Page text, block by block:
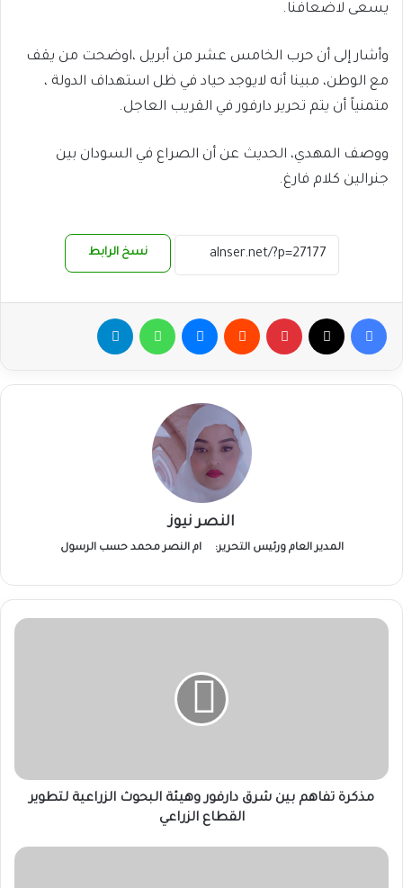
يسعى لاضعافنا.
وأشار إلى أن حرب الخامس عشر من أبريل ،اوضحت من يقف
مع الوطن، مبينا أنه لايوجد حياد في ظل استهداف الدولة ،
متمنياً أن يتم تحرير دارفور في القريب العاجل.
ووصف المهدي، الحديث عن أن الصراع في السودان بين
جنرالين كلام فارغ.
نسخ الرابط
فيسبوك بينتيريست ماسنجر واتساب
النصر نيوز
المدير العام ورئيس التحرير: ام النصر محمد حسب الرسول
مذكرة
لتطوير
القطاع
مذكرة تفاهم بين شرق دارفور وهيئة البحوث الزراعية لتطوير
القطاع الزراعي
رئيس